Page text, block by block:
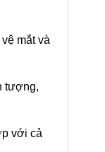
mắt và
tượng,
với cả